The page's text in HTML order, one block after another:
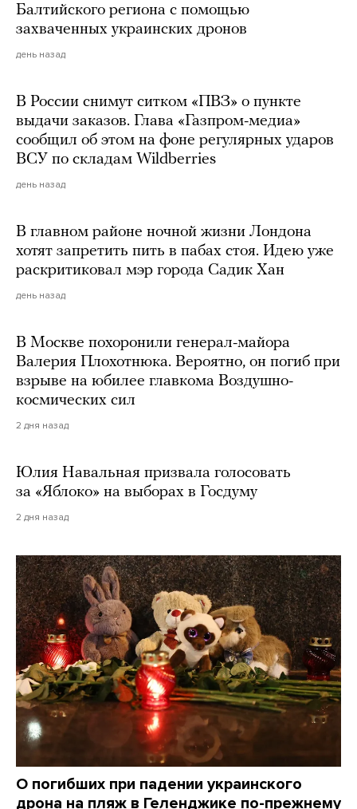
Балтийского региона с помощью
захваченных украинских дронов
день назад
В России снимут ситком «ПВЗ» о пункте
выдачи заказов. Глава «Газпром-медиа»
сообщил об этом на фоне регулярных ударов
ВСУ по складам Wildberries
день назад
В главном районе ночной жизни Лондона
хотят запретить пить в пабах стоя. Идею уже
раскритиковал мэр города Садик Хан
день назад
В Москве похоронили генерал-майора
Валерия Плохотнюка. Вероятно, он погиб при
взрыве на юбилее главкома Воздушно-
космических сил
2 дня назад
Юлия Навальная призвала голосовать
за «Яблоко» на выборах в Госдуму
2 дня назад
О погибших при падении украинского
дрона на пляж в Геленджике по-прежнему